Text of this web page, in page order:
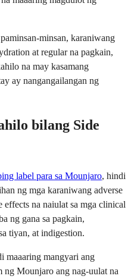
minsan, karaniwang
at regular na pagkain,
na may kasamang
ay nangangailangan ng
bilang Side
label para sa Mounjaro, hindi
ng mga karaniwang adverse
na naiulat sa mga clinical
ng gana sa pagkain,
tiyan, at indigestion.
maaaring mangyari ang
Mounjaro ang nag-uulat na